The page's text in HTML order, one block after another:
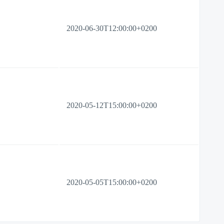
2020-06-30T12:00:00+0200
2020-05-12T15:00:00+0200
2020-05-05T15:00:00+0200